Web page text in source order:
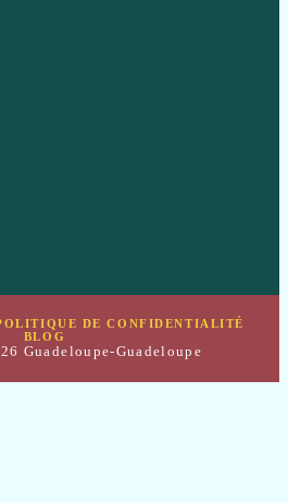
DE CONFIDENTIALITÉ
BLOG
Guadeloupe-Guadeloupe